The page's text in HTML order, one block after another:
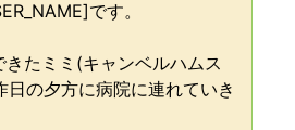
です。
たミミ(キャンベルハムス
の夕方に病院に連れていき